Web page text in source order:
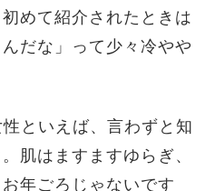
めて紹介されたときは
だな」って少々冷やや
といえば、言わずと知
肌はますますゆらぎ、
年ごろじゃないです